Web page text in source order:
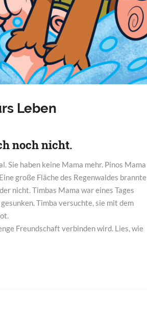
Leben
noch nicht.
Sie haben keine Mama mehr. Pinos Mama
große Fläche des Regenwaldes brannte
nicht. Timbas Mama war eines Tages
Timba versuchte, sie mit dem
Freundschaft verbinden wird. Lies, wie